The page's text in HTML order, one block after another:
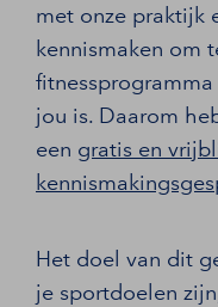
met onze praktijk
kennismaken om
jou is. Daarom
een gratis en
Het doel van dit
je sportdoelen